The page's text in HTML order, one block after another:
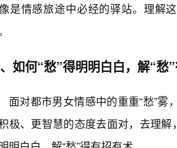
是情感旅途中必经的驿站。理解
如何“愁”得明明白白，解“愁
面对都市男女情感中的重重“愁”
极、更智慧的态度去面对，去理